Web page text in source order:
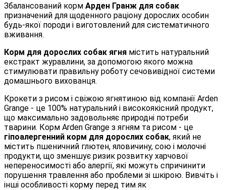
Збалансований корм Арден Гранж для собак
призначений для щоденного раціону дорослих особин
будь-якої породи і виготовлений для систематичного
вживання.
Корм для дорослих собак ягня містить натуральний
екстракт журавлини, за допомогою якого можна
стимулювати правильну роботу сечовивідної системи
домашнього вихованця.
Крокети з рисом і свіжою ягнятиною від компанії Arden
Grange - це 100% натуральний і високоякісний продукт,
що максимально задовольняє природні потреби
тварини. Корм Arden Grange з ягням та рисом - це
гіпоалергенний корм для дорослих собак, який не
містить пшеничний глютен, яловичину, сою і молочні
продукти, що зменшує ризик розвитку харчової
непереносимості або алергії, які можуть спричинити
порушення травлення або проблеми зі шкірою. Вивчіть і
інші особливості корму перед тим як